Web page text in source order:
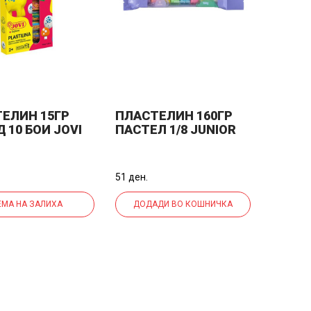
15ГР
10 БОИ JOVI
НА ЗАЛИХА
ПЛАСТЕЛИН 160ГР
ПАСТЕЛ 1/8 JUNIOR
51 ден.
ДОДАДИ ВО КОШНИЧКА